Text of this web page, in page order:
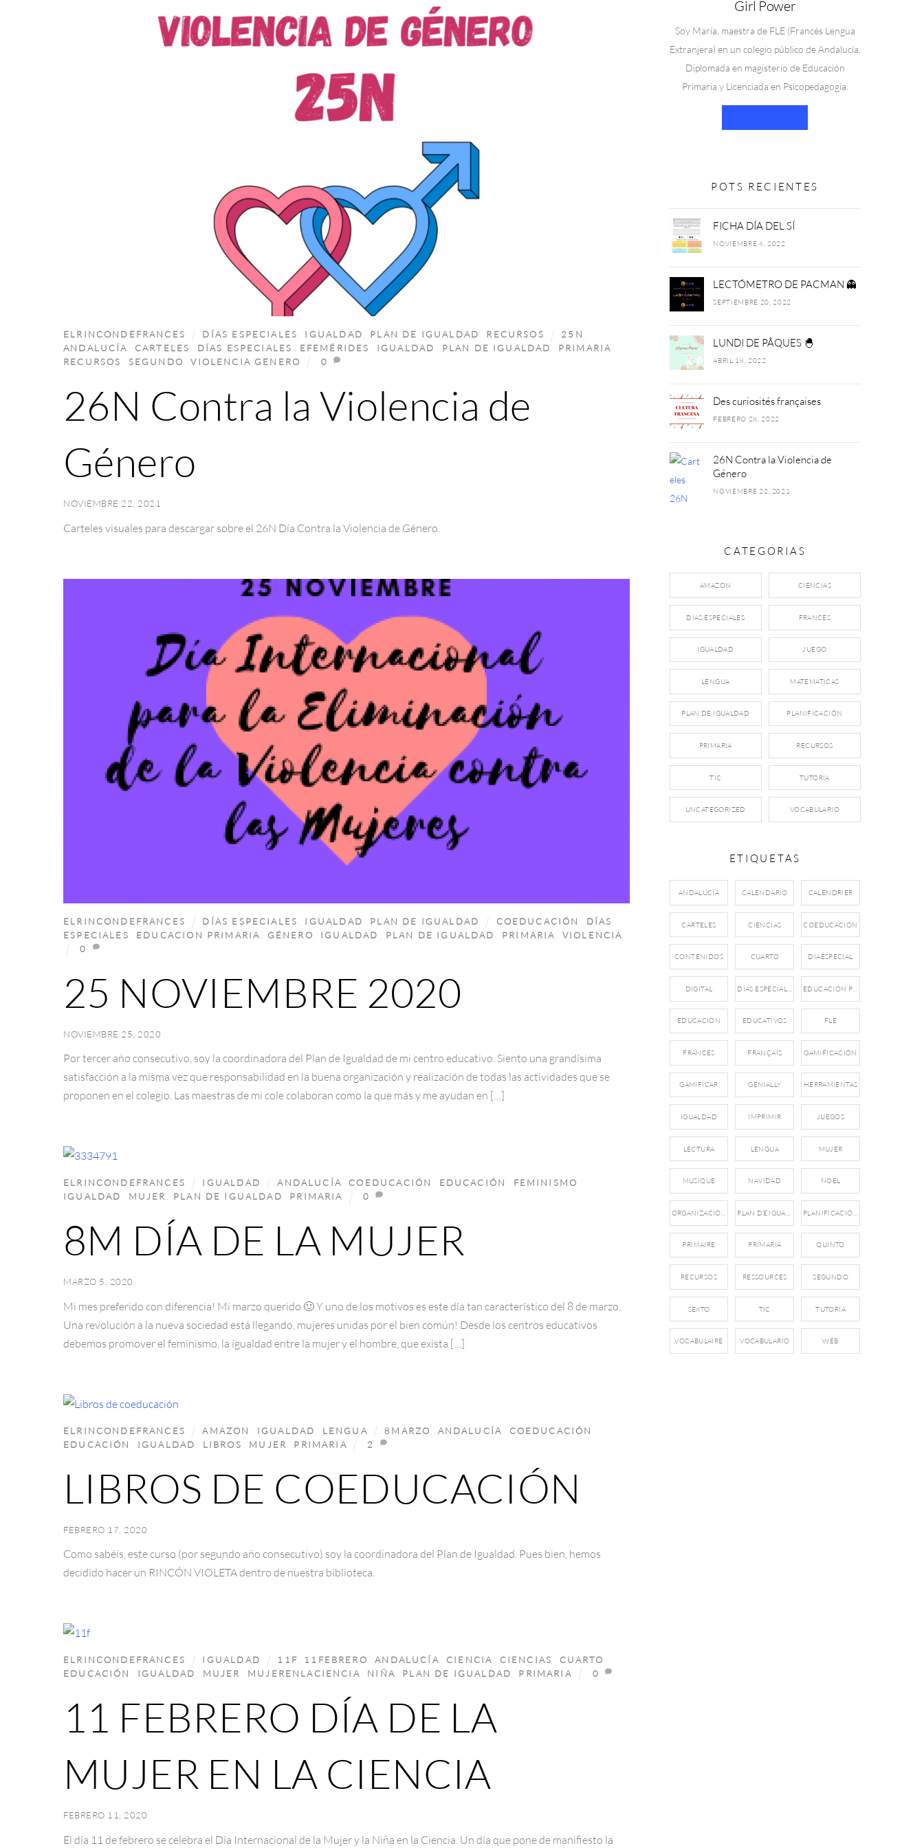
NOVIEMBRE 22, 2021
26N Contra la Violencia de
Género
ELRINCONDEFRANCES DÍAS ESPECIALES IGUALDAD PLAN DE IGUALDAD RECURSOS 25N
ANDALUCÍA
CARTELES DÍAS ESPECIALES EFEMÉRIDES IGUALDAD PLAN DE IGUALDAD PRIMARIA
RECURSOS
SEGUNDO ,VIOLENCIA GENERO 0
Carteles visuales para descargar sobre el 26N Día Contra la Violencia de Género.
NOVIEMBRE 25, 2020
25 NOVIEMBRE 2020
ELRINCONDEFRANCES DÍAS ESPECIALES IGUALDAD PLAN DE IGUALDAD COEDUCACIÓN
DÍAS
ESPECIALES
EDUCACION PRIMARIA GÉNERO IGUALDAD PLAN DE IGUALDAD PRIMARIA
VIOLENCIA
0
Por tercer año consecutivo, soy la coordinadora del Plan de Igualdad de mi centro educativo. Siento una grandísima
satisfacción a la misma vez que responsabilidad en la buena organización y realización de todas las actividades que se
proponen en el colegio. Las maestras de mi cole colaboran como la que más y me ayudan en […]
MARZO 5, 2020
8M DÍA DE LA MUJER
ELRINCONDEFRANCES IGUALDAD ANDALUCÍA COEDUCACIÓN EDUCACIÓN FEMINISMO
IGUALDAD
MUJER PLAN DE IGUALDAD PRIMARIA 0
Mi mes preferido con diferencia! Mi marzo querido 🙂 Y uno de los motivos es este día tan característico del 8 de marzo.
Una revolución a la nueva sociedad está llegando, mujeres unidas por el bien común! Desde los centros educativos
debemos promover el feminismo, la igualdad entre la mujer y el hombre, que exista […]
FEBRERO 17, 2020
LIBROS DE COEDUCACIÓN
ELRINCONDEFRANCES AMAZON IGUALDAD LENGUA 8MARZO ANDALUCÍA COEDUCACIÓN
EDUCACIÓN
IGUALDAD LIBROS MUJER PRIMARIA 2
Como sabéis, este curso (por segundo año consecutivo) soy la coordinadora del Plan de Igualdad. Pues bien, hemos
decidido hacer un RINCÓN VIOLETA dentro de nuestra biblioteca.
FEBRERO 11, 2020
11 FEBRERO DÍA DE LA
MUJER EN LA CIENCIA
ELRINCONDEFRANCES IGUALDAD 11F, 11FEBRERO ,ANDALUCÍA CIENCIA CIENCIAS CUARTO
EDUCACIÓN
IGUALDAD MUJER MUJERENLACIENCIA NIÑA PLAN DE IGUALDAD PRIMARIA 0
El día 11 de febrero se celebra el Día Internacional de la Mujer y la Niña en la Ciencia. Un día que pone de manifiesto la
Girl Power
Soy María, maestra de FLE (Francés Lengua
Extranjera) en un colegio público de Andalucía.
Diplomada en magisterio de Educación
Primaria y Licenciada en Psicopedagogía.
POTS RECIENTES
FICHA DÍA DEL SÍ
NOVIEMBRE 6, 2022
LECTÓMETRO DE PACMAN 👻
SEPTIEMBRE 20, 2022
LUNDI DE PÂQUES 🐣
ABRIL 18, 2022
Des curiosités françaises
FEBRERO 28, 2022
26N Contra la Violencia de
Género
NOVIEMBRE 22, 2021
CATEGORIAS
AMAZON CIENCIAS
DÍAS ESPECIALES FRANCÉS
IGUALDAD JUEGO
LENGUA MATEMÁTICAS
PLAN DE IGUALDAD PLANIFICACIÓN
PRIMARIA RECURSOS
TIC TUTORÍA
UNCATEGORIZED VOCABULARIO
ETIQUETAS
ANDALUCÍA CALENDARIO CALENDRIER
CARTELES CIENCIAS COEDUCACIÓN
CONTENIDOS CUARTO DIAESPECIAL
DIGITAL
EDUCACIÓN EDUCATIVOS FLE
FRANCÉS FRANÇAIS GAMIFICACIÓN
GAMIFICAR GENIALLY HERRAMIENTAS
IGUALDAD IMPRIMIR JUEGOS
LECTURA LENGUA MUJER
MUSIQUE NAVIDAD NOEL
PRIMAIRE PRIMARIA QUINTO
RECURSOS RESSOURCES SEGUNDO
SEXTO TIC TUTORÍA
VOCABULAIRE VOCABULARIO WEB